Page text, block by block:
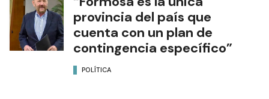
provincia del país que
cuenta con un plan de
contingencia específico”
POLÍTICA